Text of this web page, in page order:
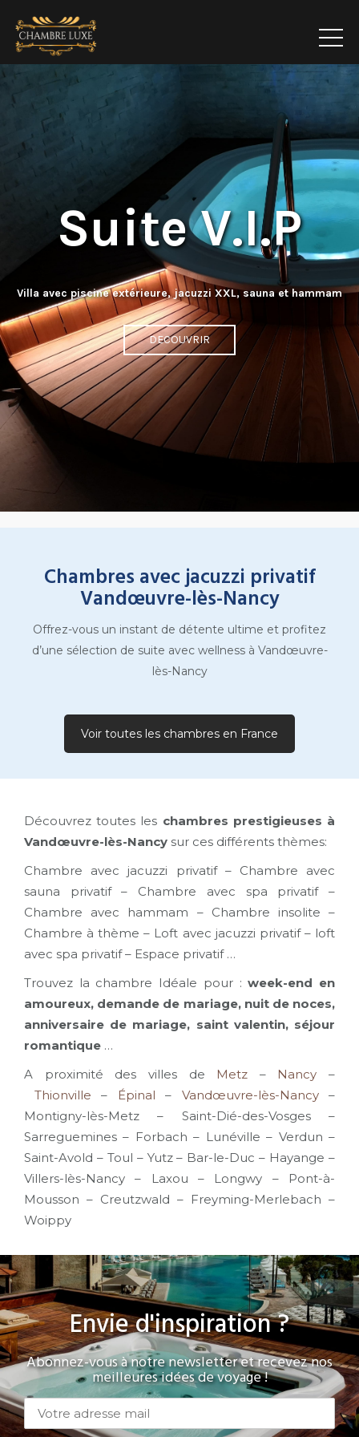
Suite V.I.P
DECOUVRIR
Villa avec piscine extérieure, jacuzzi XXL, sauna et hammam
Chambres avec jacuzzi privatif
Vandœuvre-lès-Nancy
Offrez-vous un instant de détente ultime et profitez
d’une sélection de suite avec wellness à Vandœuvre-
lès-Nancy
Voir toutes les chambres en France
Découvrez toutes les chambres prestigieuses à
Vandœuvre-lès-Nancy sur ces différents thèmes:
Chambre avec jacuzzi privatif – Chambre avec
sauna privatif – Chambre avec spa privatif –
Chambre avec hammam – Chambre insolite –
Chambre à thème – Loft avec jacuzzi privatif – loft
avec spa privatif – Espace privatif …
Trouvez la chambre Idéale pour :week-end en
amoureux, demande de mariage, nuit de noces,
anniversaire de mariage, saint valentin, séjour
romantique …
A proximité des villes de Metz – Nancy –
Thionville – Épinal – Vandœuvre-lès-Nancy–
Montigny-lès-Metz – Saint-Dié-des-Vosges –
Sarreguemines – Forbach – Lunéville – Verdun –
Saint-Avold – Toul – Yutz – Bar-le-Duc – Hayange –
Villers-lès-Nancy – Laxou – Longwy – Pont-à-
Mousson – Creutzwald – Freyming-Merlebach –
Woippy
Envie d'inspiration ?
Abonnez-vous à notre newsletter et recevez nos
meilleures idées de voyage !